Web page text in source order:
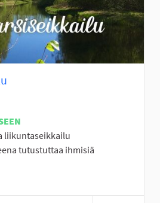
liikuntaseikkailu
tutustuttaa ihmisiä
Eteläinen Seinäjoki